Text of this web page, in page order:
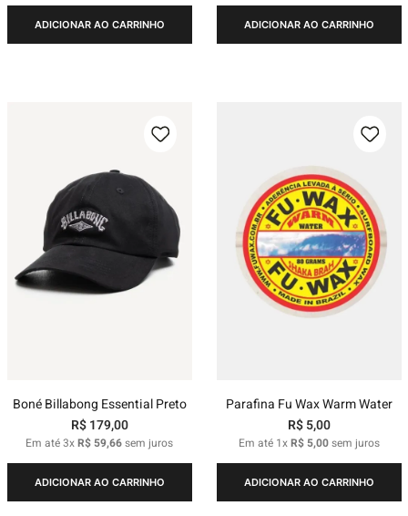
ADICIONAR AO CARRINHO ADICIONAR AO CARRINHO
Boné Billabong Essential Preto
R$ 179,00
Em até3xR$ 59,66sem juros
ADICIONAR AO CARRINHO
Parafina Fu Wax Warm Water
R$ 5,00
Em até 1xR$ 5,00sem juros
ADICIONAR AO CARRINHO